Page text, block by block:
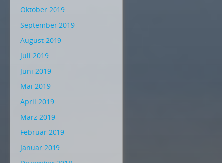
Oktober 2019
September 2019
August 2019
Juli 2019
Juni 2019
Mai 2019
April 2019
März 2019
Februar 2019
Januar 2019